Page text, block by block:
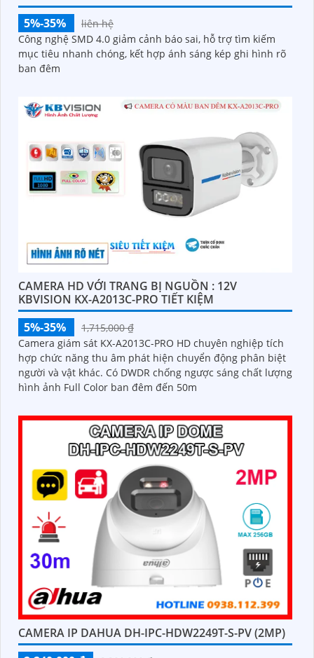
5%-35%
liên hệ
Công nghệ SMD 4.0 giảm cảnh báo sai, hỗ trợ tìm kiếm
mục tiêu nhanh chóng, kết hợp ánh sáng kép ghi hình rõ
ban đêm
CAMERA HD VỚI TRANG BỊ NGUỒN : 12V
KBVISION KX-A2013C-PRO TIẾT KIỆM
5%-35%
1,715,000 ₫
Camera giám sát KX-A2013C-PRO HD chuyên nghiệp tích
hợp chức năng thu âm phát hiện chuyển động phân biệt
người và vật khác. Có DWDR chống ngược sáng chất lượng
hình ảnh Full Color ban đêm đến 50m
CAMERA IP DAHUA DH-IPC-HDW2249T-S-PV (2MP)